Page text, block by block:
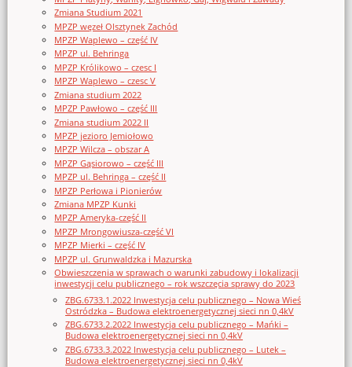
Zmiana Studium 2021
MPZP węzeł Olsztynek Zachód
MPZP Waplewo – część IV
MPZP ul. Behringa
MPZP Królikowo – czesc I
MPZP Waplewo – czesc V
Zmiana studium 2022
MPZP Pawłowo – część III
Zmiana studium 2022 II
MPZP jezioro Jemiołowo
MPZP Wilcza – obszar A
MPZP Gąsiorowo – część III
MPZP ul. Behringa – część II
MPZP Perłowa i Pionierów
Zmiana MPZP Kunki
MPZP Ameryka-część II
MPZP Mrongowiusza-część VI
MPZP Mierki – część IV
MPZP ul. Grunwaldzka i Mazurska
Obwieszczenia w sprawach o warunki zabudowy i lokalizacji
inwestycji celu publicznego – rok wszczęcia sprawy do 2023
ZBG.6733.1.2022 Inwestycja celu publicznego – Nowa Wieś
Ostródzka – Budowa elektroenergetycznej sieci nn 0,4kV
ZBG.6733.2.2022 Inwestycja celu publicznego – Mańki –
Budowa elektroenergetycznej sieci nn 0,4kV
ZBG.6733.3.2022 Inwestycja celu publicznego – Lutek –
Budowa elektroenergetycznej sieci nn 0,4kV